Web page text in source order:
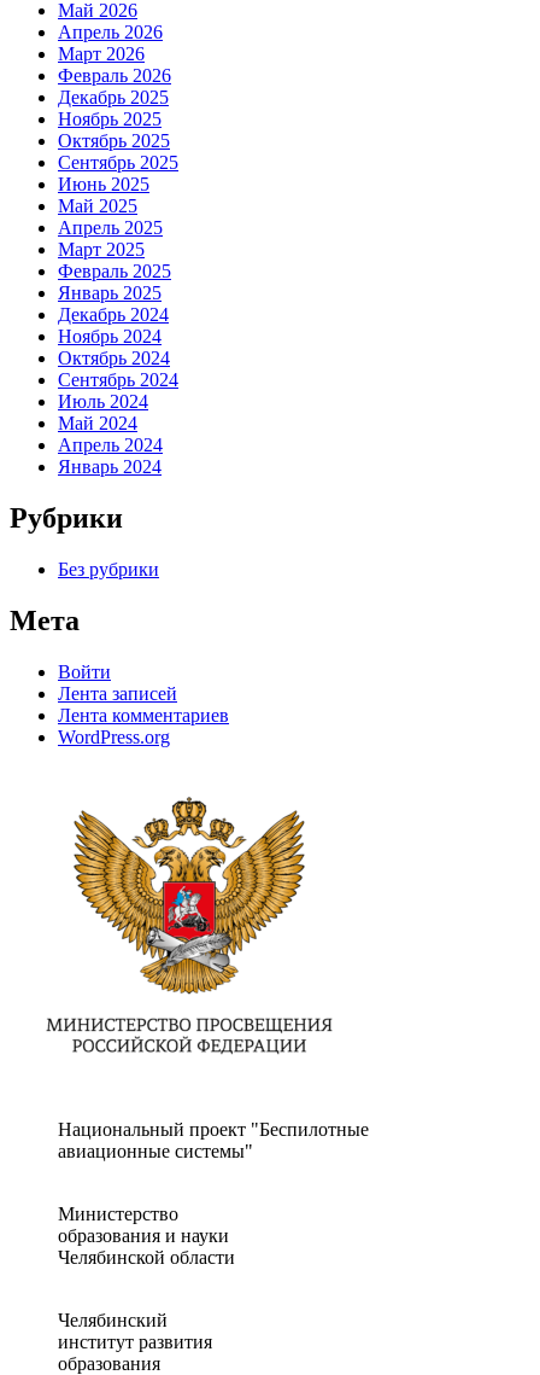
Май 2026
Апрель 2026
Март 2026
Февраль 2026
Декабрь 2025
Ноябрь 2025
Октябрь 2025
Сентябрь 2025
Июнь 2025
Май 2025
Апрель 2025
Март 2025
Февраль 2025
Январь 2025
Декабрь 2024
Ноябрь 2024
Октябрь 2024
Сентябрь 2024
Июль 2024
Май 2024
Апрель 2024
Январь 2024
Рубрики
Без рубрики
Мета
Войти
Лента записей
Лента комментариев
WordPress.org
Национальный проект "Беспилотные
авиационные системы"
Министерство
образования и науки
Челябинской области
Челябинский
институт развития
образования